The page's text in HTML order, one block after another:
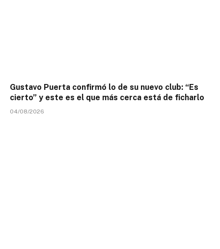
Gustavo Puerta confirmó lo de su nuevo club: “Es
cierto” y este es el que más cerca está de ficharlo
04/08/2026